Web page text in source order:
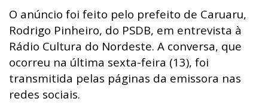
O anúncio foi feito pelo prefeito de Caruaru,
Rodrigo Pinheiro, do PSDB, em entrevista à
Rádio Cultura do Nordeste. A conversa, que
ocorreu na última sexta-feira (13), foi
transmitida pelas páginas da emissora nas
redes sociais.